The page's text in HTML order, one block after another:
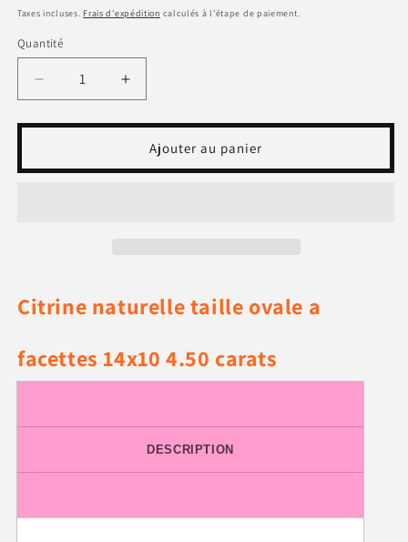
habituel
Taxes incluses. Frais d'expédition calculés à l'étape de paiement.
Quantité
Réduire
la
quantité
4.50
carats
Augmenter
la
quantité
carats
Ajouter au panier
Citrine naturelle taille ovale a
facettes 14x10 4.50 carats
DESCRIPTION